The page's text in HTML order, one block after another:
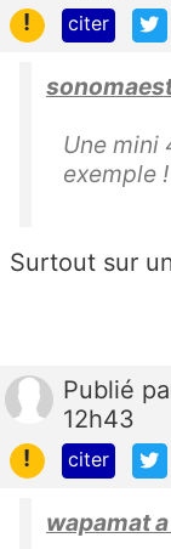
!
citer
Une mini
exemple !
Surtout sur
Publié
12h43
!
citer
wapamat